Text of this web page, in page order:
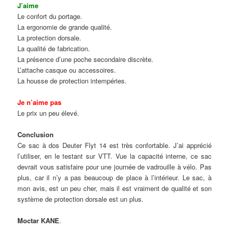
J’aime
Le confort du portage.
La ergonomie de grande qualité.
La protection dorsale.
La qualité de fabrication.
La présence d’une poche secondaire discrète.
L’attache casque ou accessoires.
La housse de protection intempéries.
Je n’aime pas
Le prix un peu élevé.
Conclusion
Ce sac à dos Deuter Flyt 14 est très confortable. J’ai apprécié
l’utiliser, en le testant sur VTT. Vue la capacité interne, ce sac
devrait vous satisfaire pour une journée de vadrouille à vélo. Pas
plus, car il n’y a pas beaucoup de place à l’intérieur. Le sac, à
mon avis, est un peu cher, mais il est vraiment de qualité et son
système de protection dorsale est un plus.
Moctar KANE.